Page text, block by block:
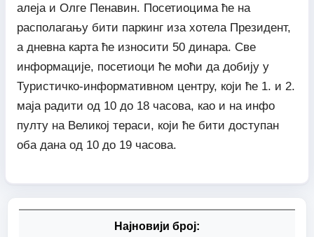
алеја и Олге Пенавин. Посетиоцима ће на
располагању бити паркинг иза хотела Президент,
а дневна карта ће износити 50 динара. Све
информације, посетиоци ће моћи да добију у
Туристичко-информативном центру, који ће 1. и 2.
маја радити од 10 до 18 часова, као и на инфо
пулту на Великој тераси, који ће бити доступан
оба дана од 10 до 19 часова.
Најновији број: